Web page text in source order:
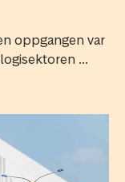
oppgangen var
...